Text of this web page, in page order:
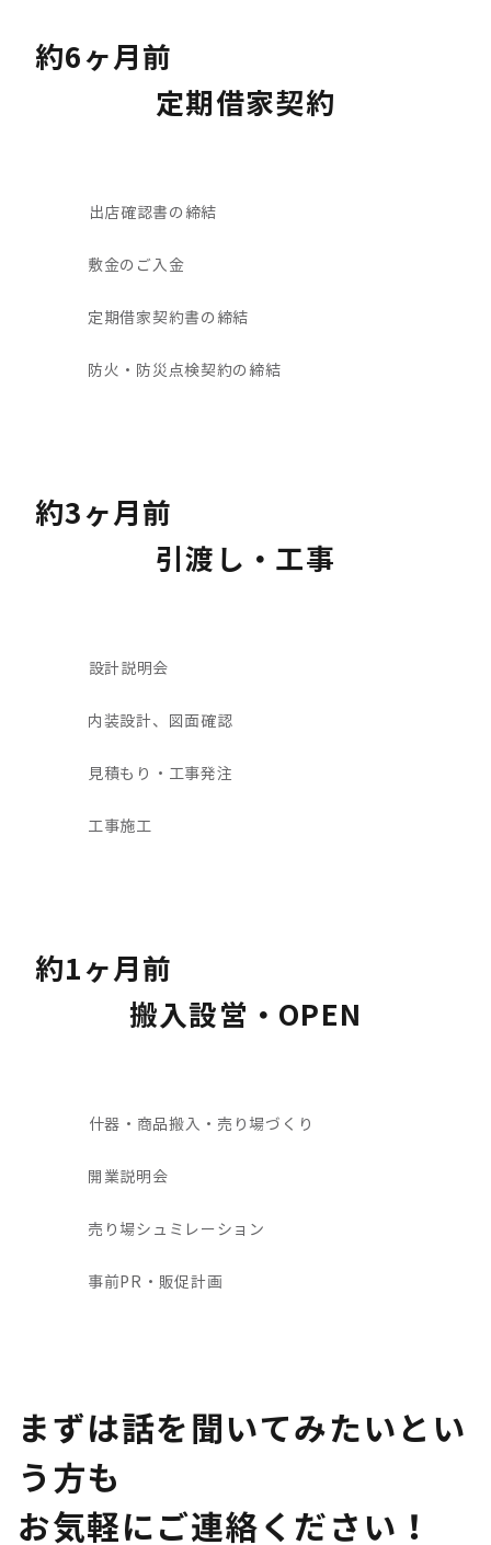
まずは話を聞いてみたいとい
う方も
お気軽にご連絡ください！
什器・商品搬入・売り場づくり
開業説明会
売り場シュミレーション
事前PR・販促計画
搬入設営・OPEN
約1ヶ月前
設計説明会
内装設計、図面確認
見積もり・工事発注
工事施工
引渡し・工事
約3ヶ月前
出店確認書の締結
敷金のご入金
定期借家契約書の締結
防火・防災点検契約の締結
定期借家契約
約6ヶ月前